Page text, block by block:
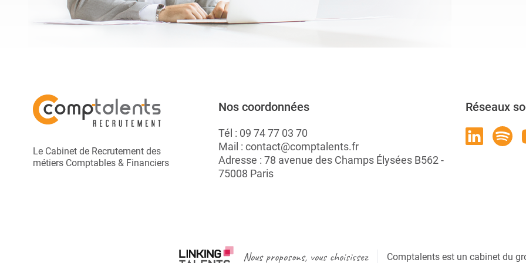
Le Cabinet de Recrutement des
métiers Comptables & Financiers
Nos coordonnées
Tél : 09 74 77 03 70
Mail : contact@comptalents.fr
Adresse : 78 avenue des Champs Élysées B562 -
75008 Paris
Réseaux
Nous proposons, vous choisissez Comptalents est un cabinet du